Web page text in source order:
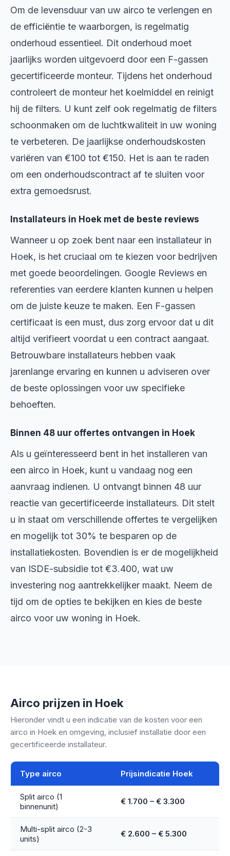
Om de levensduur van uw airco te verlengen en
de efficiëntie te waarborgen, is regelmatig
onderhoud essentieel. Dit onderhoud moet
jaarlijks worden uitgevoerd door een F-gassen
gecertificeerde monteur. Tijdens het onderhoud
controleert de monteur het koelmiddel en reinigt
hij de filters. U kunt zelf ook regelmatig de filters
schoonmaken om de luchtkwaliteit in uw woning
te verbeteren. De jaarlijkse onderhoudskosten
variëren van €100 tot €150. Het is aan te raden
om een onderhoudscontract af te sluiten voor
extra gemoedsrust.
Installateurs in Hoek met de beste reviews
Wanneer u op zoek bent naar een installateur in
Hoek, is het cruciaal om te kiezen voor bedrijven
met goede beoordelingen. Google Reviews en
referenties van eerdere klanten kunnen u helpen
om de juiste keuze te maken. Een F-gassen
certificaat is een must, dus zorg ervoor dat u dit
altijd verifieert voordat u een contract aangaat.
Betrouwbare installateurs hebben vaak
jarenlange ervaring en kunnen u adviseren over
de beste oplossingen voor uw specifieke
behoeften.
Binnen 48 uur offertes ontvangen in Hoek
Als u geïnteresseerd bent in het installeren van
een airco in Hoek, kunt u vandaag nog een
aanvraag indienen. U ontvangt binnen 48 uur
reactie van gecertificeerde installateurs. Dit stelt
u in staat om verschillende offertes te vergelijken
en mogelijk tot 30% te besparen op de
installatiekosten. Bovendien is er de mogelijkheid
van ISDE-subsidie tot €3.400, wat uw
investering nog aantrekkelijker maakt. Neem de
tijd om de opties te bekijken en kies de beste
airco voor uw woning in Hoek.
Airco prijzen in Hoek
Hieronder vindt u een indicatie van de kosten voor een
airco in Hoek en omgeving, inclusief installatie door een
gecertificeerde installateur.
Type airco Prijsindicatie Hoek
Split airco (1
binnenunit)
€ 1.700 – € 3.300
Multi-split airco (2-3
units)
€ 2.600 – € 5.300